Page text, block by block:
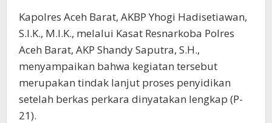
Kapolres Aceh Barat, AKBP Yhogi Hadisetiawan,
S.I.K., M.I.K., melalui Kasat Resnarkoba Polres
Aceh Barat, AKP Shandy Saputra, S.H.,
menyampaikan bahwa kegiatan tersebut
merupakan tindak lanjut proses penyidikan
setelah berkas perkara dinyatakan lengkap (P-
21).